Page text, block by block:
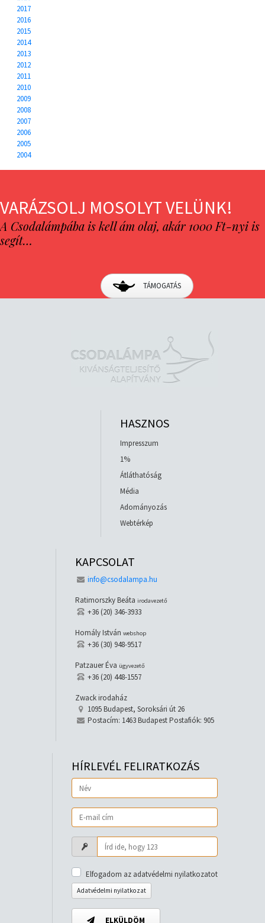
2017
2016
2015
2014
2013
2012
2011
2010
2009
2008
2007
2006
2005
2004
VARÁZSOLJ MOSOLYT VELÜNK!
A Csodalámpába is kell ám olaj, akár 1000 Ft-nyi is
segít…
TÁMOGATÁS
HASZNOS
Impresszum
1%
Átláthatóság
Média
Adományozás
Webtérkép
KAPCSOLAT
info@csodalampa.hu
Ratimorszky Beáta irodavezető
+36 (20) 346-3933
Homály István webshop
+36 (30) 948-9517
Patzauer Éva ügyvezető
+36 (20) 448-1557
Zwack irodaház
1095 Budapest, Soroksári út 26
Postacím: 1463 Budapest Postafiók: 905
HÍRLEVÉL FELIRATKOZÁS
Elfogadom az adatvédelmi nyilatkozatot
Adatvédelmi nyilatkozat
ELKÜLDÖM